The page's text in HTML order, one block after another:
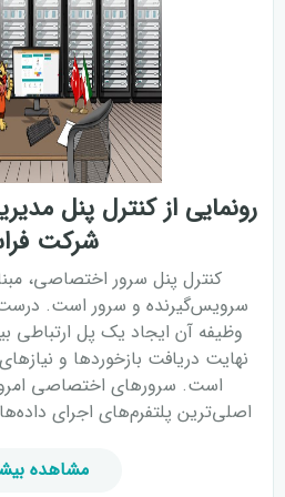
سرور اختصاصی
همان‌طور که قبل‌تر اشاره شد،
فیزیکی با سخت‌افزار بسیار
نام دیتاسنتر نگهداری
امکان اتصال شبانه‌روزی به
پایدار و سیستم تهویه مناسب را
هزاران سرور در هر دیتاسنتر
یکی از خدمات ارائه شده توسط
یا همان کولوکیشن است.
مانند سرور مجازی می‌توان به
کرد. حالت اول این است که با
اختصاصی، از آن به عنوان یک
پرسرعت استفاده کرد و حالت
نرم‌افزارهای مجازی ساز روی
به تعدادی سرور مجازی با
فعالیت دارند و قصد دارند از
رونمایی از کنترل پنل
شرکت
کنترل پنل سرور اختصاصی،
سرویس‌گیرنده و سرور است.
وظیفه آن ایجاد یک پل ارتباطی
نهایت دریافت بازخوردها و
است. سرورهای اختصاصی
اصلی‌ترین پلتفرم‌های اجرای
مشاهده